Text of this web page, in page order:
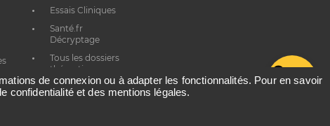
Essais Cliniques
Santé.fr
Décryptage
Tous les dossiers
thématiques
de connexion ou à adapter les fonctionnalités. Pour en savoir
confidentialité et des mentions légales.